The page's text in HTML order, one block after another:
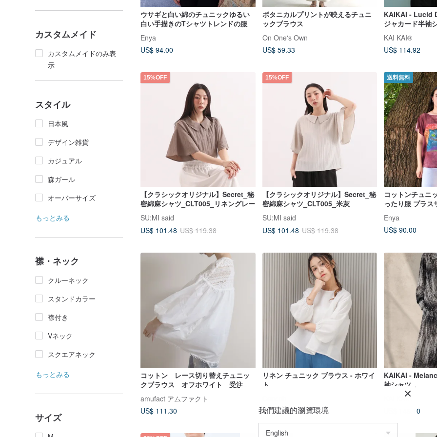
カスタムメイド
カスタムメイドのみ表
示
スタイル
日本風
デザイン雑貨
カジュアル
森ガール
オーバーサイズ
もっとみる
襟・ネック
クルーネック
スタンドカラー
襟付き
Vネック
スクエアネック
もっとみる
サイズ
ウサギと白い綿のチュニックゆるい
白い手描きのTシャツトレンドの服
Enya
US$ 94.00
ボタニカルプリントが映えるチュニ
ックブラウス
On One's Own
US$ 59.33
KAIKAI - Lucid
ジャカード半袖
KAI KAI®
US$ 114.92
15%OFF
【クラシックオリジナル】Secret_秘
密綿麻シャツ_CLT005_リネングレー
SU:MI said
US$ 101.48 US$ 119.38
15%OFF
【クラシックオリジナル】Secret_秘
密綿麻シャツ_CLT005_米灰
SU:MI said
US$ 101.48 US$ 119.38
送料無料
コットンチュニ
ったり服 プラス
猫Tシャツ
Enya
US$ 90.00
コットン レース切り替えチュニッ
クブラウス オフホワイト 受注制
amufact アムファクト
US$ 111.30
リネン チュニック ブラウス - ホワイ
ト
US$ 61.49
KAIKAI -
袖シャツ
KAI KAI®
US$ 146.10
我們建議的瀏覽環境